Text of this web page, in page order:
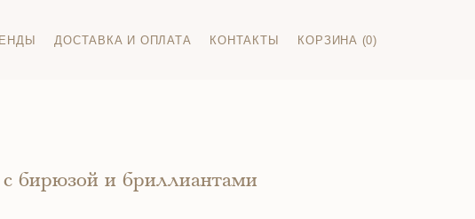
ДОСТАВКА И ОПЛАТА КОНТАКТЫ КОРЗИНА (0)
бирюзой и бриллиантами